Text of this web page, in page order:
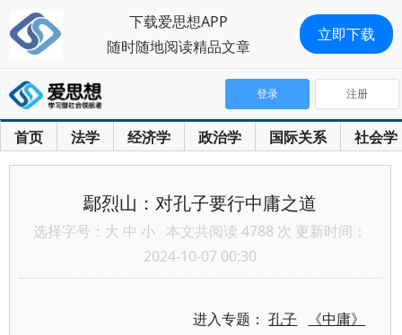
首页 法学 经济学 政治学 国际关系 社会学
登录 注册
鄢烈山：对孔子要行中庸之道
选择字号： 大 中 小 本文共阅读 4788 次 更新时间：
2024-10-07 00:30
进入专题：孔子 《中庸》
下载爱思想APP
随时随地阅读精品文章
立即下载